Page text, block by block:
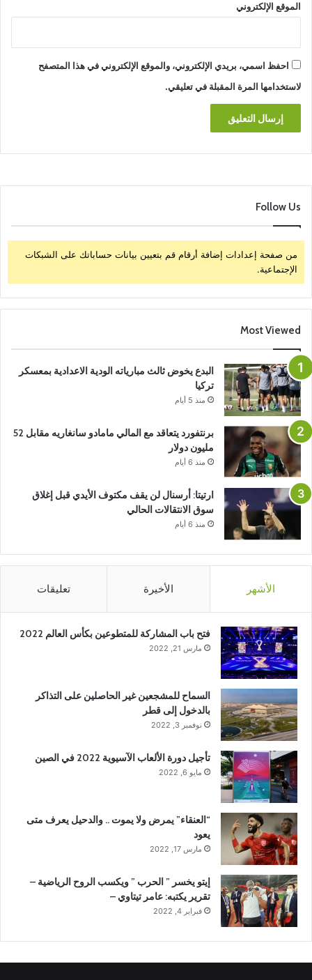
الموقع الإلكتروني
احفظ اسمي، بريدي الإلكتروني، والموقع الإلكتروني في هذا المتصفح
لاستخدامها المرة المقبلة في تعليقي.
Follow Us
من صفحة إعدادات إضافة أرقام قم بتعيين بيانات حساباتك على الشبكات
الإجتماعية.
Most Viewed
البدع يخوض ثالث مبارياته الودية الاعدادية بمعسكر
تركيا
منذ 5 أيام
برنتفورد يتعاقد مع المالي مامادو سانغاريه مقابل 52
مليون دولار
منذ 6 أيام
ارتيتا: أرسنال لن يقف مكتوف الأيدي قبل إغلاق
سوق الانتقالات الحالي
منذ 6 أيام
الأشهر الأخيرة تعليقات
فتح باب المشاركة للمتطوعين بكأس العالم 2022
مارس 21, 2022
السماح للمشجعين غير الحاصلين على التذاكر
بالدخول إلى قطر
نوفمبر 3, 2022
تأجيل دورة الألعاب الآسيوية 2022 في الصين
مايو 6, 2022
“العنقاء” يمرض ولا يموت .. والدحيل يعرف متى
يعود
مارس 17, 2022
إيتو يخسر ” الحرب ” ويكسب الروح الرياضية –
تقرير يكتبه: عامر تيتاوي –
فبراير 4, 2022